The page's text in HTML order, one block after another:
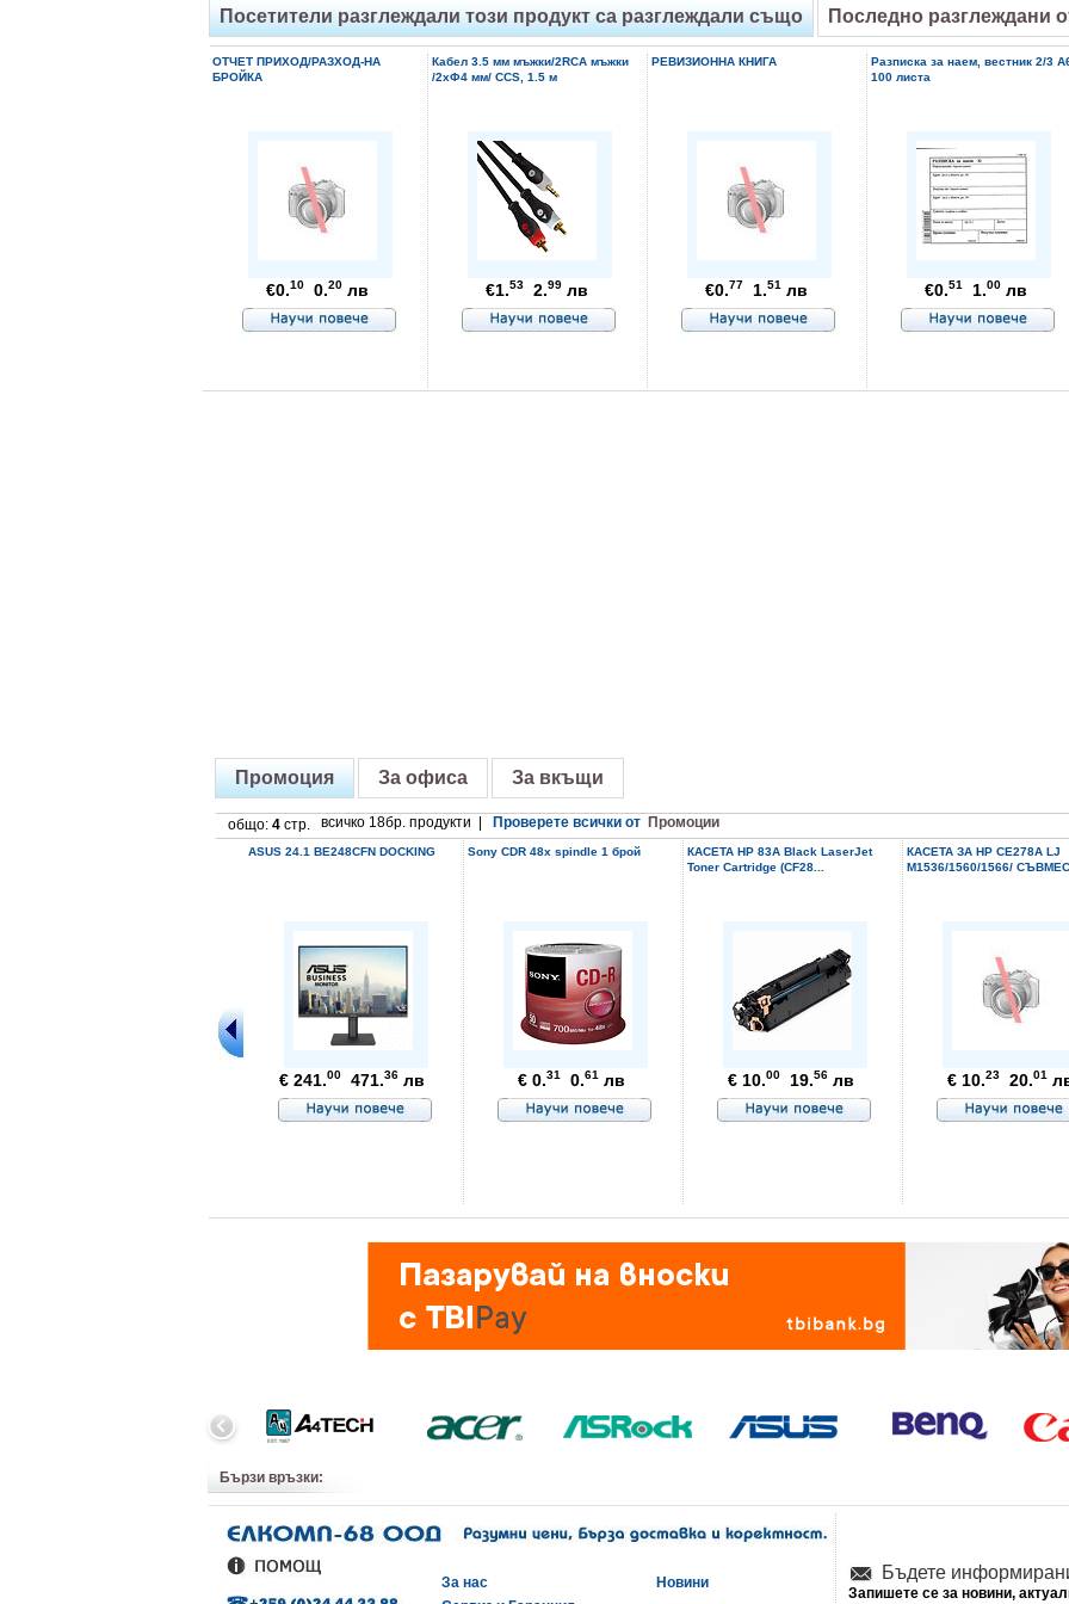
Посетители разглеждали този продукт са разглеждали също Последно разглеждани
ОТЧЕТ ПРИХОД/РАЗХОД-НА
БРОЙКА
€0.100.20 лв
Кабел 3.5 мм мъжки/2RCA мъжки
/2xФ4 мм/ CCS, 1.5 м
€1.532.99 лв
РЕВИЗИОННА КНИГА
€0.77 1.51 лв
Разписка за наем, вестник 2/3
100 листа
€0.511.00 лв
Промоция За офиса За вкъщи
общо: 4стр. всичко 18бр. продукти | Проверете всички от Промоции
ASUS 24.1 BE248CFN DOCKING
€ 241.00 471.36 лв
Sony CDR 48x spindle 1 брой
€ 0.31 0.61 лв
КАСЕТА HP 83A Black LaserJet
Toner Cartridge (CF28...
€ 10.00 19.56 лв
КАСЕТА ЗА HP CE278A LJ
M1536/1560/1566/
€ 10.23 20.01
Бързи връзки:
За нас
Новини Бъдете
Запишете се за новини,